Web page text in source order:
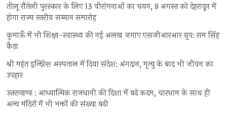
तीलू रौतेली पुरस्कार के लिए 13 वीरांगनाओं का चयन, 8 अगस्त को देहरादून में
होगा राज्य स्तरीय सम्मान समारोह
कुमाऊँ में भी शिक्षा-स्वास्थ्य की नई अलख जगाए एसजीआरआर ग्रुप: राम सिंह
कैड़ा
श्री महंत इन्दिरेश अस्पताल में दिया संदेश: अंगदान, मृत्यु के बाद भी जीवन का
उपहार
उत्तराखण्ड : आध्यात्मिक राजधानी की दिशा में बढ़े कदम, चारधाम के साथ ही
अन्य मंदिरों में भी भक्तों की संख्या बढ़ी